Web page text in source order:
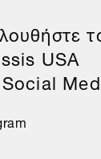
USA